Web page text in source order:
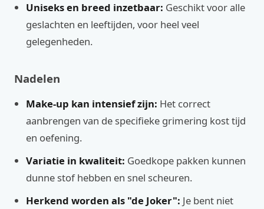
Uniseks en breed inzetbaar: Geschikt voor alle
geslachten en leeftijden, voor heel veel
gelegenheden.
Nadelen
Make-up kan intensief zijn: Het correct
aanbrengen van de specifieke grimering kost tijd
en oefening.
Variatie in kwaliteit: Goedkope pakken kunnen
dunne stof hebben en snel scheuren.
Herkend worden als "de Joker": Je bent niet